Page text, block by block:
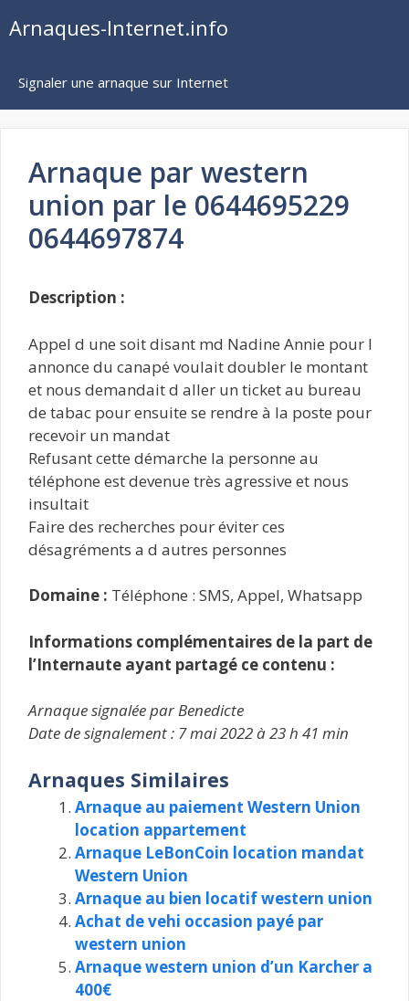
auArnaques-Internet.info
Signaler une arnaque sur Internet
Arnaque par western
union par le 0644695229
0644697874
Description :
Appel d une soit disant md Nadine Annie pour l
annonce du canapé voulait doubler le montant
et nous demandait d aller un ticket au bureau
de tabac pour ensuite se rendre à la poste pour
recevoir un mandat
Refusant cette démarche la personne au
téléphone est devenue très agressive et nous
insultait
Faire des recherches pour éviter ces
désagréments a d autres personnes
Domaine : Téléphone : SMS, Appel, Whatsapp
Informations complémentaires de la part de
l’Internaute ayant partagé ce contenu :
Arnaque signalée par Benedicte
Date de signalement : 7 mai 2022 à 23 h 41 min
Arnaques Similaires
Arnaque au paiement Western Union
location appartement
Arnaque LeBonCoin location mandat
Western Union
Arnaque au bien locatif western union
Achat de vehi occasion payé par
western union
Arnaque western union d’un Karcher a
400€